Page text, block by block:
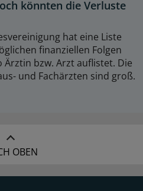
könnten die Verluste
hat eine Liste
finanziellen Folgen
Ärztin bzw. Arzt auflistet. Die
und Fachärzten sind groß.
OBEN